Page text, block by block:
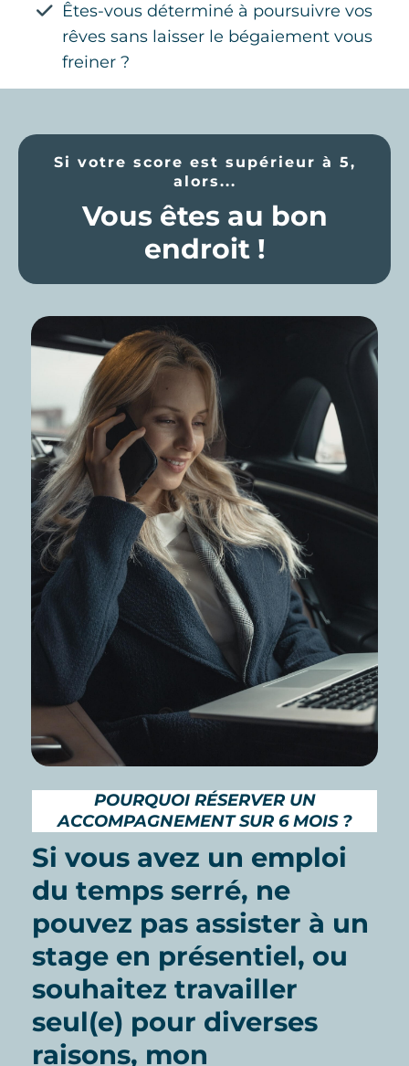
Êtes-vous déterminé à poursuivre vos
rêves sans laisser le bégaiement vous
freiner ?
Si votre score est supérieur à 5,
alors...
Vous êtes au bon
endroit !
POURQUOI RÉSERVER UN
ACCOMPAGNEMENT SUR 6 MOIS ?
Si vous avez un emploi
du temps serré, ne
pouvez pas assister à un
stage en présentiel, ou
souhaitez travailler
seul(e) pour diverses
raisons, mon